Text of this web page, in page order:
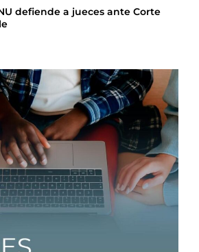
defiende a jueces ante Corte